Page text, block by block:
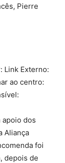
Pierre
Link Externo:
ao centro:
apoio dos
Aliança
foi
depois de